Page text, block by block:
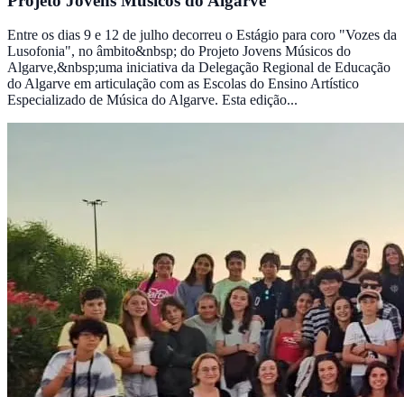
Entre os dias 9 e 12 de julho decorreu o Estágio para coro "Vozes da
Lusofonia", no âmbito&nbsp; do Projeto Jovens Músicos do
Algarve,&nbsp;uma iniciativa da Delegação Regional de Educação
do Algarve em articulação com as Escolas do Ensino Artístico
Especializado de Música do Algarve. Esta edição...